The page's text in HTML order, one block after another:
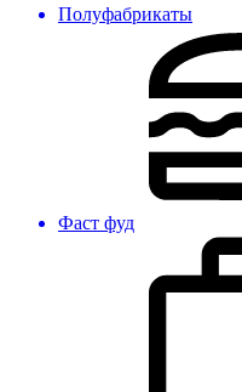
Полуфабрикаты
Фаст фуд